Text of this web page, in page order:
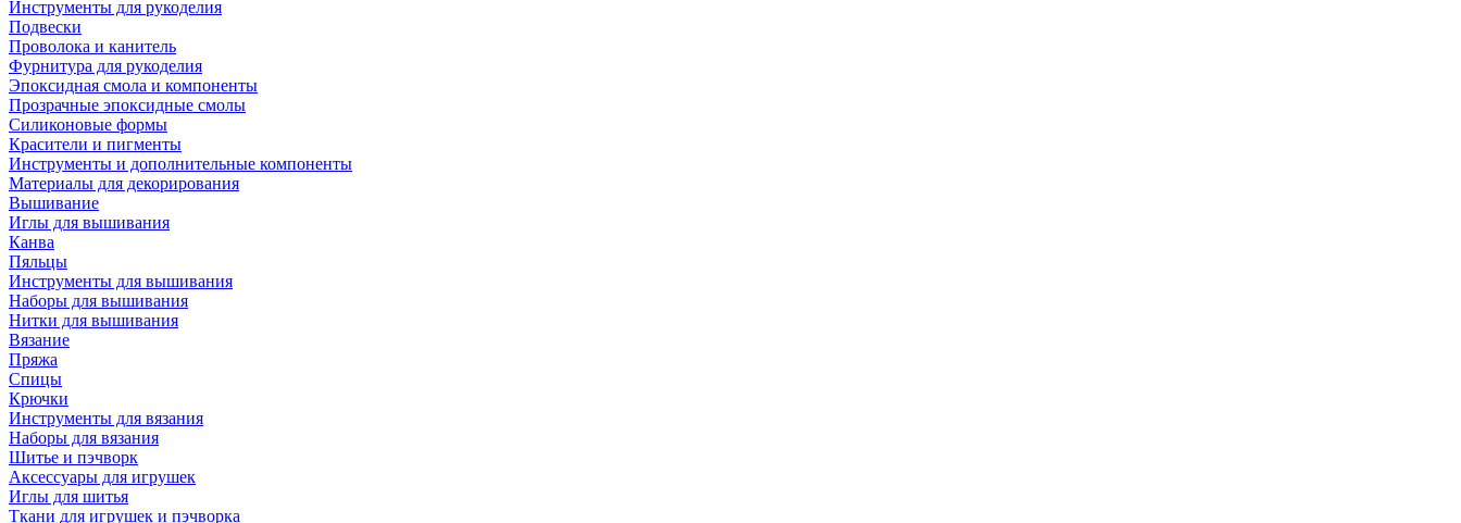
Инструменты для рукоделия
Подвески
Проволока и канитель
Фурнитура для рукоделия
Эпоксидная смола и компоненты
Прозрачные эпоксидные смолы
Силиконовые формы
Красители и пигменты
Инструменты и дополнительные компоненты
Материалы для декорирования
Вышивание
Иглы для вышивания
Канва
Пяльцы
Инструменты для вышивания
Наборы для вышивания
Нитки для вышивания
Вязание
Пряжа
Спицы
Крючки
Инструменты для вязания
Наборы для вязания
Шитье и пэчворк
Аксессуары для игрушек
Иглы для шитья
Ткани для игрушек и пэчворка